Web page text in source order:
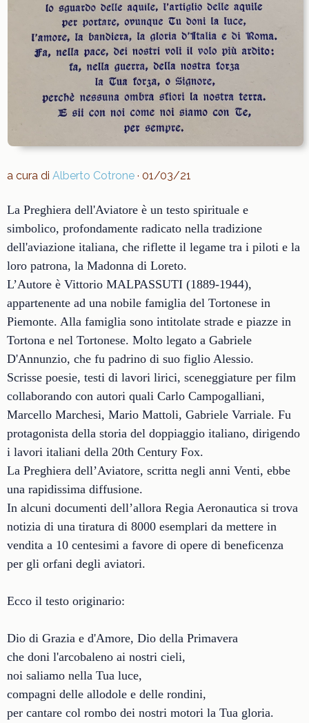
a cura di Alberto Cotrone· 01/03/21
La Preghiera dell'Aviatore è un testo spirituale e
simbolico, profondamente radicato nella tradizione
dell'aviazione italiana, che riflette il legame tra i piloti e la
loro patrona, la Madonna di Loreto.
L’Autore è Vittorio MALPASSUTI (1889-1944),
appartenente ad una nobile famiglia del Tortonese in
Piemonte. Alla famiglia sono intitolate strade e piazze in
Tortona e nel Tortonese. Molto legato a Gabriele
D'Annunzio, che fu padrino di suo figlio Alessio.
Scrisse poesie, testi di lavori lirici, sceneggiature per film
collaborando con autori quali Carlo Campogalliani,
Marcello Marchesi, Mario Mattoli, Gabriele Varriale. Fu
protagonista della storia del doppiaggio italiano, dirigendo
i lavori italiani della 20th Century Fox.
La Preghiera dell’Aviatore, scritta negli anni Venti, ebbe
una rapidissima diffusione.
In alcuni documenti dell’allora Regia Aeronautica si trova
notizia di una tiratura di 8000 esemplari da mettere in
vendita a 10 centesimi a favore di opere di beneficenza
per gli orfani degli aviatori.
Ecco il testo originario:
Dio di Grazia e d'Amore, Dio della Primavera
che doni l'arcobaleno ai nostri cieli,
noi saliamo nella Tua luce,
compagni delle allodole e delle rondini,
per cantare col rombo dei nostri motori la Tua gloria.